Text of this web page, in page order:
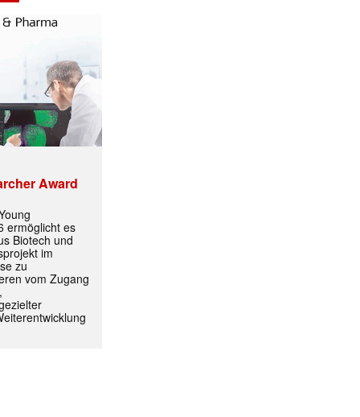
Award
ermöglicht es
Biotech und
im
zu
vom Zugang